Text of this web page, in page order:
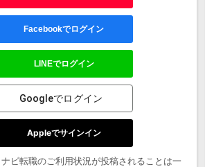
Facebookでログイン
LINEでログイン
Googleでログイン
Appleでサインイン
ビ転職のご利用状況が投稿されることは一